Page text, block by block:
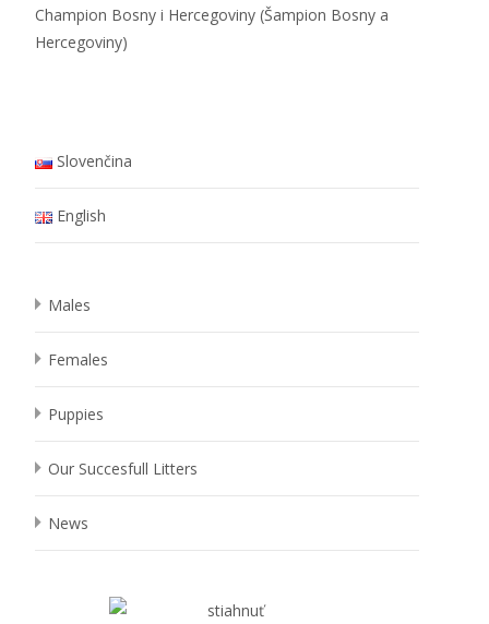
Champion Bosny i Hercegoviny (Šampion Bosny a
Hercegoviny)
Slovenčina
English
Males
Females
Puppies
Our Succesfull Litters
News